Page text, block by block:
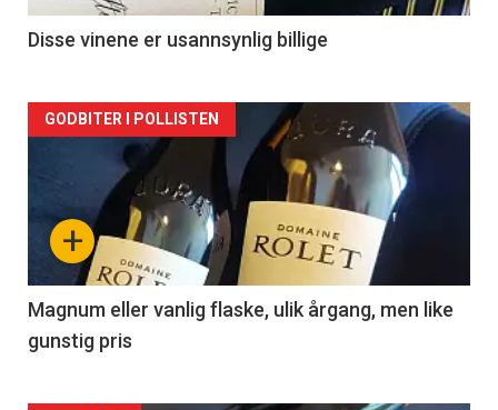
2
Disse vinene er usannsynlig billige
Forsiden
akkurat
nå
3
+
GODBITER I POLLISTEN
Magnum eller vanlig flaske, ulik årgang, men like
gunstig pris